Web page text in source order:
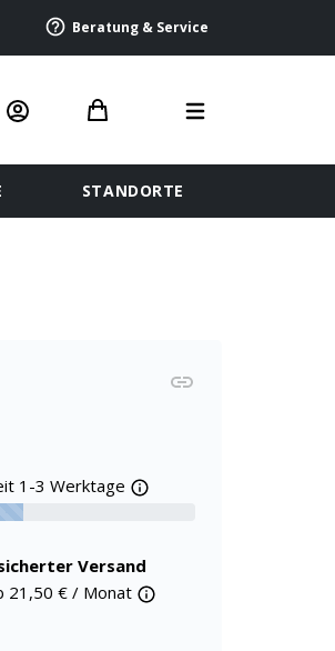
Beratung & Service
STANDORTE
1-3 Werktage
verfügbar
Versand
21,50 € / Monat